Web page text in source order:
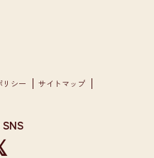
リシー サイトマップ